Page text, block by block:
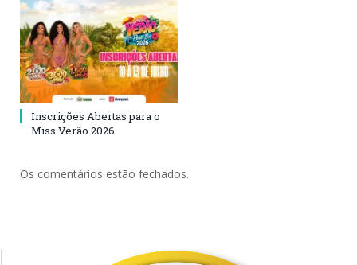
Inscrições Abertas para o
Miss Verão 2026
Os comentários estão fechados.